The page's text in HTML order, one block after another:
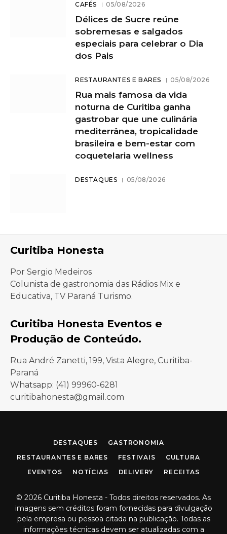
CAFÉS 05/08/2026
Délices de Sucre reúne
sobremesas e salgados
especiais para celebrar o Dia
dos Pais
RESTAURANTES E BARES 05/08/2026
Rua mais famosa da vida
noturna de Curitiba ganha
gastrobar que une culinária
mediterrânea, tropicalidade
brasileira e bem-estar com
coquetelaria wellness
DESTAQUES 05/08/2026
Curitiba Honesta
Por Sergio Medeiros
Colunista de gastronomia das Rádios Mix e
Educativa, TV Paraná Turismo.
Curitiba Honesta Eventos e
Produção de Conteúdo.
Rua André Zanetti, 199, Vista Alegre, Curitiba-
Paraná
Whatsapp: (41) 99960-6281
curitibahonesta@gmail.com
DESTAQUES
GASTRONOMIA
RESTAURANTES E BARES
FESTIVAIS
CULTURA
EVENTOS
NOTÍCIAS DELIVERY RECEITAS
© 2026 Curitiba Honesta - Todos direitos reservados. As
imagens sem créditos foram fornecidas para divulgação
pela empresa ou pessoa citada na publicação. Todas as
informações técnicas devem ser atualizadas com a